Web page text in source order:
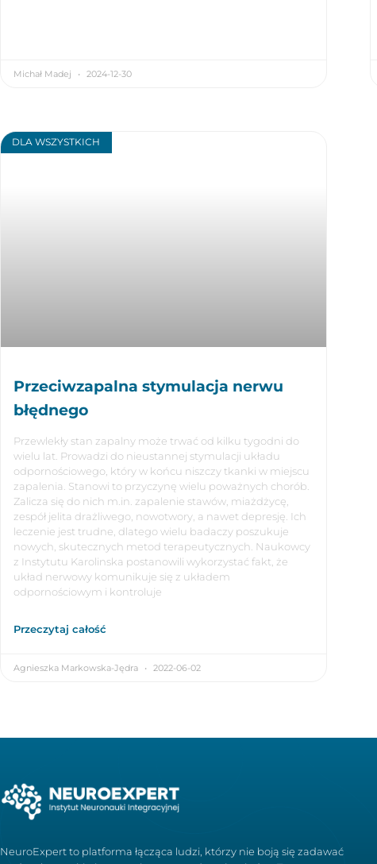
Michał Madej 2024-12-30
DLA WSZYSTKICH
Przeciwzapalna stymulacja nerwu
błędnego
Przewlekły stan zapalny może trwać od kilku tygodni do
wielu lat. Prowadzi do nieustannej stymulacji układu
odpornościowego, który w końcu niszczy tkanki w miejscu
zapalenia. Stanowi to przyczynę wielu poważnych chorób.
Zalicza się do nich m.in. zapalenie stawów, miażdżycę,
zespół jelita drażliwego, nowotwory, a nawet depresję. Ich
leczenie jest trudne, dlatego wielu badaczy poszukuje
nowych, skutecznych metod terapeutycznych. Naukowcy
z Instytutu Karolinska postanowili wykorzystać fakt, że
układ nerwowy komunikuje się z układem
odpornościowym i kontroluje
Przeczytaj całość
Agnieszka Markowska-Jędra 2022-06-02
NeuroExpert to platforma łącząca ludzi, którzy nie boją się zadawać